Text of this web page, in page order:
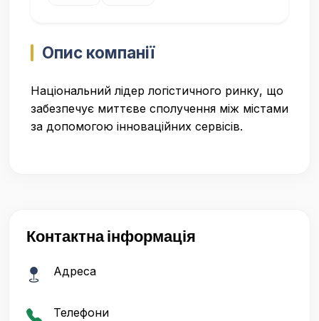
Опис компанії
Національний лідер логістичного ринку, що
забезпечує миттєве сполучення між містами
за допомогою інноваційних сервісів.
Контактна інформація
Адреса
Телефони